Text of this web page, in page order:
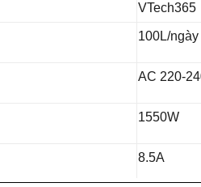
VTech365
100L/
AC 220-
1550W
8.5A